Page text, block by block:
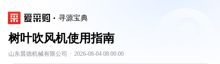
寻源宝典
树叶吹风机使用指南
山东晨德机械有限公司 · 2026-08-04 08:00:00